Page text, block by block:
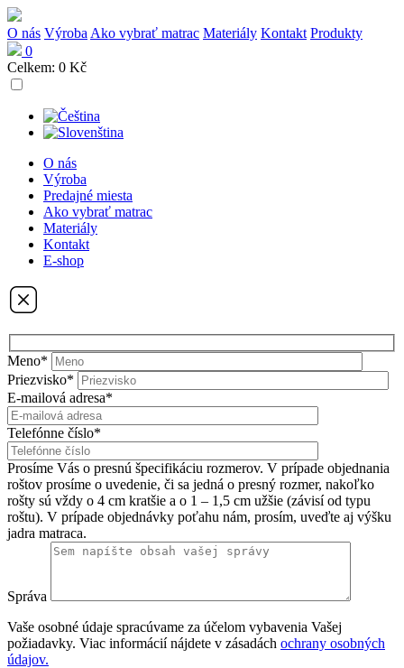
O nás Výroba Ako vybrať matrac Materiály Kontakt Produkty
0
Celkem: 0 Kč
O nás
Výroba
Predajné miesta
Ako vybrať matrac
Materiály
Kontakt
E-shop
Meno*
Priezvisko*
E-mailová adresa*
Telefónne číslo*
Prosíme Vás o presnú špecifikáciu rozmerov. V prípade objednania
roštov prosíme o uvedenie, či sa jedná o presný rozmer, nakoľko
rošty sú vždy o 4 cm kratšie a o 1 – 1,5 cm užšie (závisí od typu
roštu). V prípade objednávky poťahu nám, prosím, uveďte aj výšku
jadra matraca.
Správa
Vaše osobné údaje spracúvame za účelom vybavenia Vašej
požiadavky. Viac informácií nájdete v zásadách ochrany osobných
údajov.